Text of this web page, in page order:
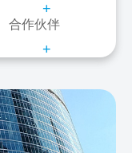
+
合作伙伴
+